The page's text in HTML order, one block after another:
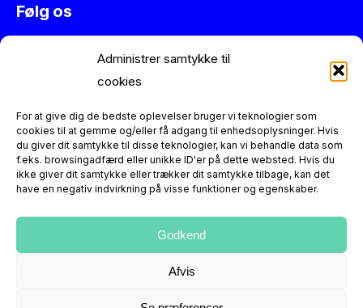
Administrer samtykke til
cookies
For at give dig de bedste oplevelser bruger vi teknologier som
cookies til at gemme og/eller få adgang til enhedsoplysninger. Hvis
du giver dit samtykke til disse teknologier, kan vi behandle data som
f.eks. browsingadfærd eller unikke ID'er på dette websted. Hvis du
ikke giver dit samtykke eller trækker dit samtykke tilbage, kan det
have en negativ indvirkning på visse funktioner og egenskaber.
Godkend
Afvis
Følg os
Se vores anmeldelser på Trustpilot
Information
Figurerne er reproduktioner og dermed nye varer. Der er
eller leder efter en helt særlig retro figur.